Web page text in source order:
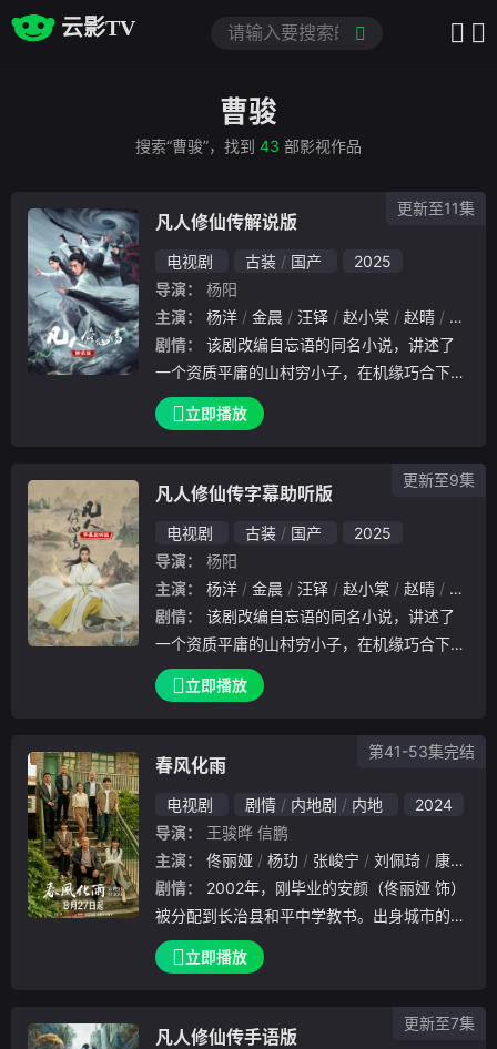
云影TV
曹骏
搜索“曹骏”，找到 43 部影视作品
凡人修仙传解说版
电视剧 古装 国产
2025
导演：
杨阳
主演：
杨洋 金晨 汪铎 赵小棠 赵晴 柳岩
剧情：
一个资质平庸的山村穷小子，在机缘巧合下进
入修仙门派，依靠自己的谋略与谨慎，一路不
断努力突破、热血修仙的故事。本剧无障碍版
合服务中心、FM89杭州之声制作；特别鸣谢
团。
立即播放
更新至11集
凡人修仙传字幕助听版
电视剧 古装 国产
2025
导演：
杨阳
主演：
杨洋 金晨 汪铎 赵小棠 赵晴 柳岩
剧情：
一个资质平庸的山村穷小子，在机缘巧合下进
入修仙门派，依靠自己的谋略与谨慎，一路不
断努力突破、热血修仙的故事。字幕助听版：
）有限公司制作；制片人：杨春白雪；审稿：
立即播放
更新至9集
春风化雨
电视剧 剧情 内地剧 内地
2024
导演：
王骏晔 信鹏
主演：
佟丽娅 杨玏 张峻宁 刘佩琦 康爱石
剧情：
被分配到长治县和平中学教书。出身城市的她
，起初对乡村学校的教学环境和理念难以适应
。但随着与学生的相处以及家访的深入，安颜
需
立即播放
第41-53集完结
凡人修仙传手语版
更新至7集